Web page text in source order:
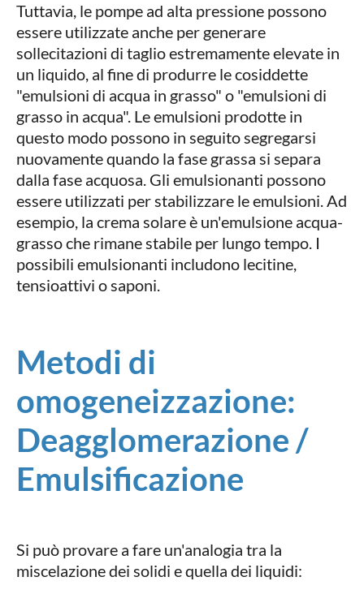
Tuttavia, le pompe ad alta pressione possono
essere utilizzate anche per generare
sollecitazioni di taglio estremamente elevate in
un liquido, al fine di produrre le cosiddette
"emulsioni di acqua in grasso" o "emulsioni di
grasso in acqua". Le emulsioni prodotte in
questo modo possono in seguito segregarsi
nuovamente quando la fase grassa si separa
dalla fase acquosa. Gli emulsionanti possono
essere utilizzati per stabilizzare le emulsioni. Ad
esempio, la crema solare è un'emulsione acqua-
grasso che rimane stabile per lungo tempo. I
possibili emulsionanti includono lecitine,
tensioattivi o saponi.
Metodi di
omogeneizzazione:
Deagglomerazione /
Emulsificazione
Si può provare a fare un'analogia tra la
miscelazione dei solidi e quella dei liquidi: